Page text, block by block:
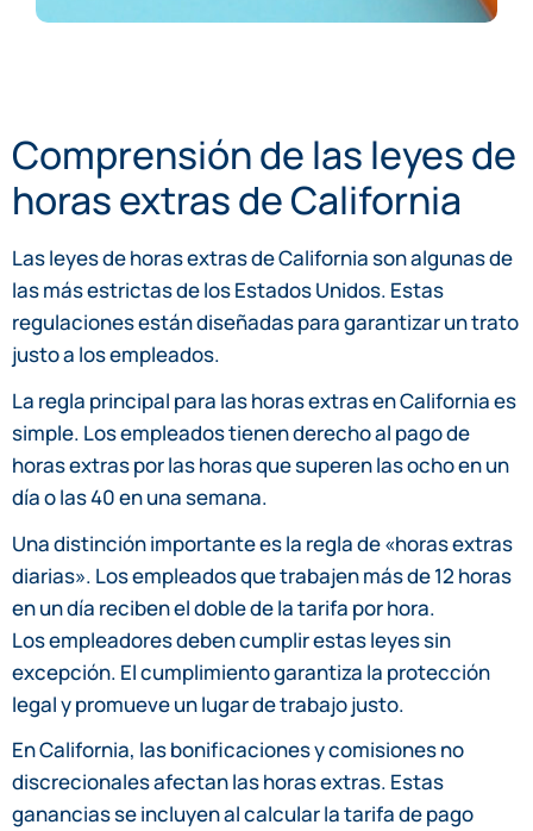
Comprensión de las leyes de
horas extras de California
Las leyes de horas extras de California son algunas de
las más estrictas de los Estados Unidos. Estas
regulaciones están diseñadas para garantizar un trato
justo a los empleados.
La regla principal para las horas extras en California es
simple. Los empleados tienen derecho al pago de
horas extras por las horas que superen las ocho en un
día o las 40 en una semana.
Una distinción importante es la regla de «horas extras
diarias». Los empleados que trabajen más de 12 horas
en un día reciben el doble de la tarifa por hora.
Los empleadores deben cumplir estas leyes sin
excepción. El cumplimiento garantiza la protección
legal y promueve un lugar de trabajo justo.
En California, las bonificaciones y comisiones no
discrecionales afectan las horas extras. Estas
ganancias se incluyen al calcular la tarifa de pago